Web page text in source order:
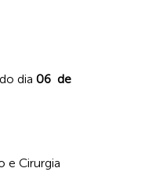
dia 06 de
e Cirurgia